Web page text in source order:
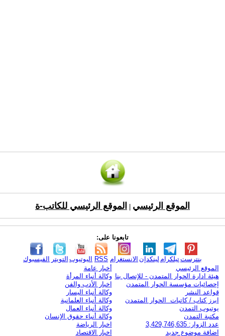
الموقع الرئيسي الموقع الرئيسي للكاتب-ة
تابعونا على:
الفيسبوك التويتر اليوتيوب RSS الانستغرام لينكدإن تيلكرامبنترست
الموقع الرئيسي
هيئة ادارة الحوار المتمدن - للإتصال بنا
إحصائيات مؤسسة الحوار المتمدن
قواعد النشر
ابرز كتاب / كاتبات الحوار المتمدن
يوتيوب التمدن
مكتبة التمدن
عدد الزوار: 3,429,746,635
اضافة موضوع جديد
أخبار عامة
وكالة أنباء المرأة
اخبار الأدب والفن
وكالة أنباء اليسار
وكالة أنباء العلمانية
وكالة أنباء العمال
وكالة أنباء حقوق الإنسان
اخبار الرياضة
اخبار الاقتصاد